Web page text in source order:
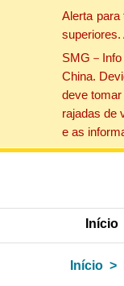
Alerta
superiores.
SMG－
China.
deve
rajadas de
e as
Início
Início